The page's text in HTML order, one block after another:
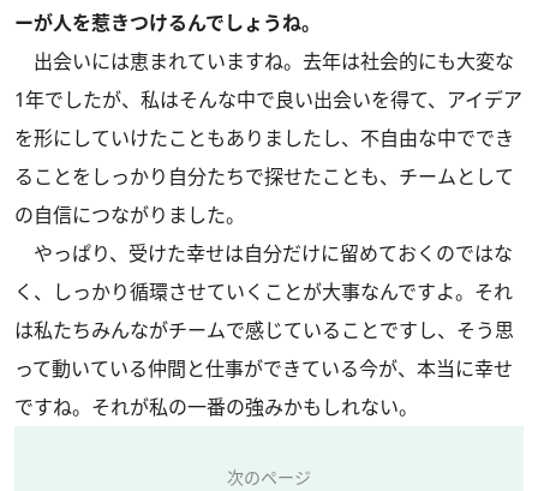
ーが人を惹きつけるんでしょうね。
出会いには恵まれていますね。去年は社会的にも大変な
1年でしたが、私はそんな中で良い出会いを得て、アイデア
を形にしていけたこともありましたし、不自由な中ででき
ることをしっかり自分たちで探せたことも、チームとして
の自信につながりました。
やっぱり、受けた幸せは自分だけに留めておくのではな
く、しっかり循環させていくことが大事なんですよ。それ
は私たちみんながチームで感じていることですし、そう思
って動いている仲間と仕事ができている今が、本当に幸せ
ですね。それが私の一番の強みかもしれない。
次のページ